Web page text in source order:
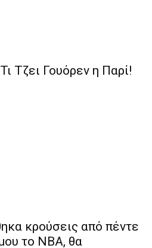
Τζει Γουόρεν η Παρί!
κρούσεις από πέντε
το ΝΒΑ, θα